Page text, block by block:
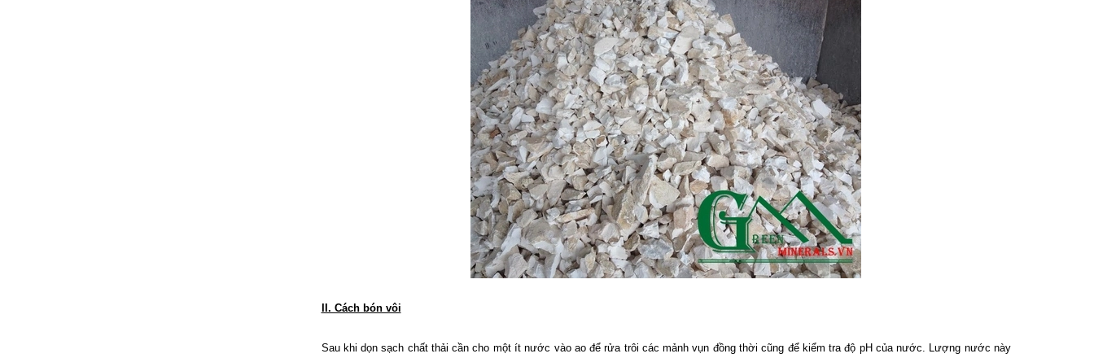
II. Cách bón vôi
Sau khi dọn sạch chất thải cần cho một ít nước vào ao để rửa trôi các mảnh vụn đồng thời cũng để kiểm tra độ pH của nước. Lượng nước này